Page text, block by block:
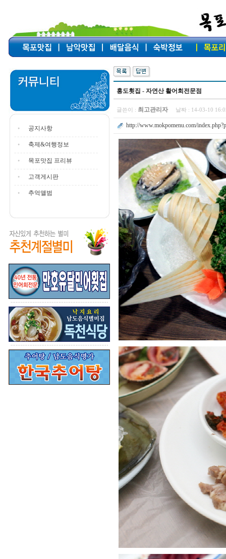
공지사항
축제&여행정보
목포맛집 프리뷰
고객게시판
추억앨범
홍도횟집 - 자연산 활어회전문점
글쓴이 : 최고관리자 날짜 : 14-03-10
http://www.mokpomenu.com/